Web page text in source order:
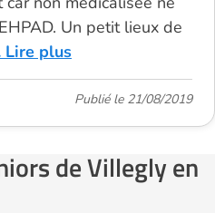
Un petit lieux de
Lire plus
Publié le 21/08/2019
de Villegly en